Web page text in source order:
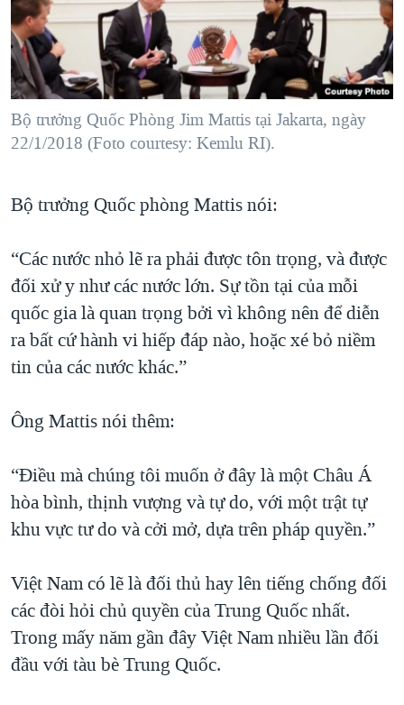
Bộ trưởng Quốc Phòng Jim Mattis tại Jakarta, ngày
22/1/2018 (Foto courtesy: Kemlu RI).
Bộ trưởng Quốc phòng Mattis nói:
“Các nước nhỏ lẽ ra phải được tôn trọng, và được
đối xử y như các nước lớn. Sự tồn tại của mỗi
quốc gia là quan trọng bởi vì không nên để diễn
ra bất cứ hành vi hiếp đáp nào, hoặc xé bỏ niềm
tin của các nước khác.”
Ông Mattis nói thêm:
“Điều mà chúng tôi muốn ở đây là một Châu Á
hòa bình, thịnh vượng và tự do, với một trật tự
khu vực tư do và cởi mở, dựa trên pháp quyền.”
Việt Nam có lẽ là đối thủ hay lên tiếng chống đối
các đòi hỏi chủ quyền của Trung Quốc nhất.
Trong mấy năm gần đây Việt Nam nhiều lần đối
đầu với tàu bè Trung Quốc.